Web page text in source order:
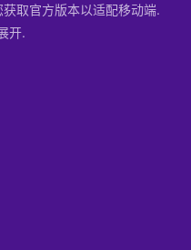
取官方版本以适配移动端.
开.